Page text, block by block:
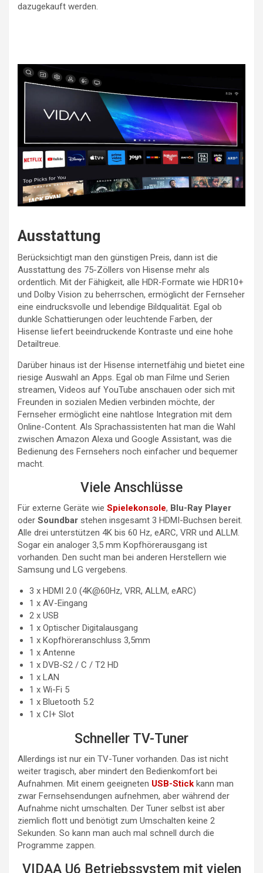
dazugekauft werden.
Ausstattung
Berücksichtigt man den günstigen Preis, dann ist die
Ausstattung des 75-Zöllers von Hisense mehr als
ordentlich. Mit der Fähigkeit, alle HDR-Formate wie HDR10+
und Dolby Vision zu beherrschen, ermöglicht der Fernseher
eine eindrucksvolle und lebendige Bildqualität. Egal ob
dunkle Schattierungen oder leuchtende Farben, der
Hisense liefert beeindruckende Kontraste und eine hohe
Detailtreue.
Darüber hinaus ist der Hisense internetfähig und bietet eine
riesige Auswahl an Apps. Egal ob man Filme und Serien
streamen, Videos auf YouTube anschauen oder sich mit
Freunden in sozialen Medien verbinden möchte, der
Fernseher ermöglicht eine nahtlose Integration mit dem
Online-Content. Als Sprachassistenten hat man die Wahl
zwischen Amazon Alexa und Google Assistant, was die
Bedienung des Fernsehers noch einfacher und bequemer
macht.
Viele Anschlüsse
Für externe Geräte wie Spielekonsole, Blu-Ray Player
oder Soundbar stehen insgesamt 3 HDMI-Buchsen bereit.
Alle drei unterstützen 4K bis 60 Hz, eARC, VRR und ALLM.
Sogar ein analoger 3,5 mm Kopfhörerausgang ist
vorhanden. Den sucht man bei anderen Herstellern wie
Samsung und LG vergebens.
3 x HDMI 2.0 (4K@60Hz, VRR, ALLM, eARC)
1 x AV-Eingang
2 x USB
1 x Optischer Digitalausgang
1 x Kopfhöreranschluss 3,5mm
1 x Antenne
1 x DVB-S2 / C / T2 HD
1 x LAN
1 x Wi-Fi 5
1 x Bluetooth 5.2
1 x CI+ Slot
Schneller TV-Tuner
Allerdings ist nur ein TV-Tuner vorhanden. Das ist nicht
weiter tragisch, aber mindert den Bedienkomfort bei
Aufnahmen. Mit einem geeigneten USB-Stick kann man
zwar Fernsehsendungen aufnehmen, aber während der
Aufnahme nicht umschalten. Der Tuner selbst ist aber
ziemlich flott und benötigt zum Umschalten keine 2
Sekunden. So kann man auch mal schnell durch die
Programme zappen.
VIDAA U6 Betriebssystem mit vielen